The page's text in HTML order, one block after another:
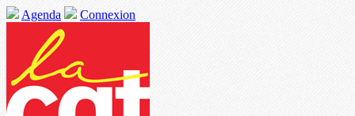
Agenda Connexion